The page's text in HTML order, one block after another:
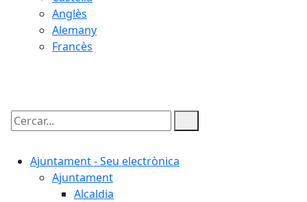
Anglès
Alemany
Francès
Cercar:
Ajuntament - Seu electrònica
Ajuntament
Alcaldia